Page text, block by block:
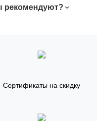
рекомендуют?
Сертификаты на скидку